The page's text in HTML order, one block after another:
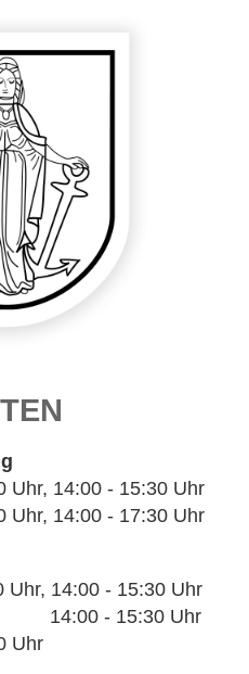
14:00 - 15:30 Uhr
Uhr, 14:00 - 17:30 Uhr
14:00 - 15:30 Uhr
- 15:30 Uhr
Uhr